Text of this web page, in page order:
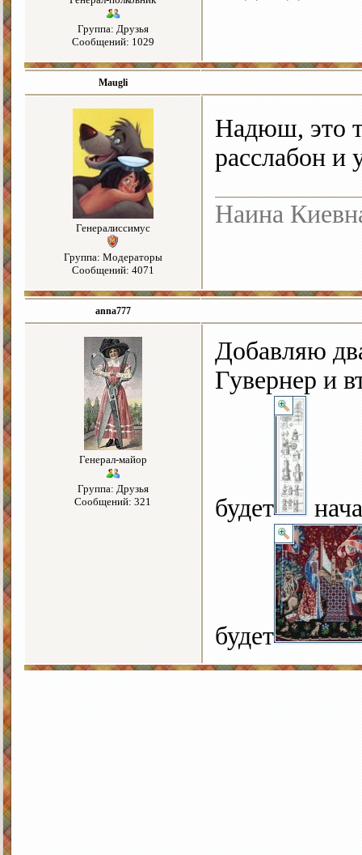
Группа: Друзья
Сообщений: 1029
Maugli
Генералиссимус
Группа: Модераторы
Сообщений: 4071
Надюш, это
расслабон и
Наина
anna777
Генерал-майор
Группа: Друзья
Сообщений: 321
Добавляю
Гувернер и
будет
будет